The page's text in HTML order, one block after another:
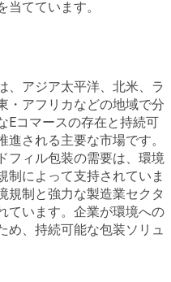
てています。
、アジア太平洋、北米、ラ
・アフリカなどの地域で分
Eコマースの存在と持続可
される主要な市場です。
フィル包装の需要は、環境
制によって支持されていま
規制と強力な製造業セクタ
ています。企業が環境への
め、持続可能な包装ソリュ